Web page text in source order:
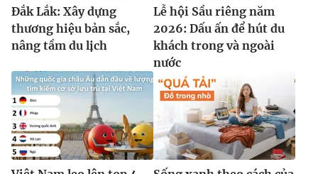
Đắk Lắk: Xây dựng
thương hiệu bản sắc,
nâng tầm du lịch
Lễ hội Sầu riêng năm
2026: Dấu ấn để hút du
khách trong và ngoài
nước